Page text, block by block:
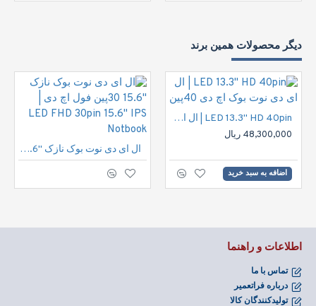
دیگر محصولات همین برند
LED 13.3" HD 40pin | ال ای دی نوت بوک اچ دی 40پین
48,300,000 ریال
اضافه به سبد خرید
ال ای دی نوت بوک نازک "15.6 30پین فول اچ دی | LED FHD 30pin 15.6" IPS Notbook
اطلاعات و راهنما
تماس با ما
درباره فراتعمیر
تولیدکنندگان کالا